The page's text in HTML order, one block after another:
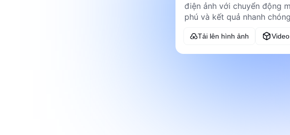
Tải lên hình ảnh Video